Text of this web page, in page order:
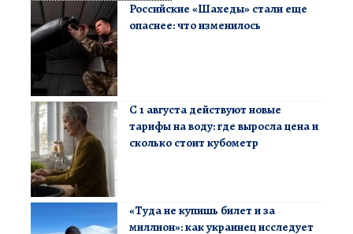
Российские «Шахеды» стали еще
опаснее: что изменилось
С 1 августа действуют новые
тарифы на воду: где выросла цена и
сколько стоит кубометр
«Туда не купишь билет и за
миллион»: как украинец исследует